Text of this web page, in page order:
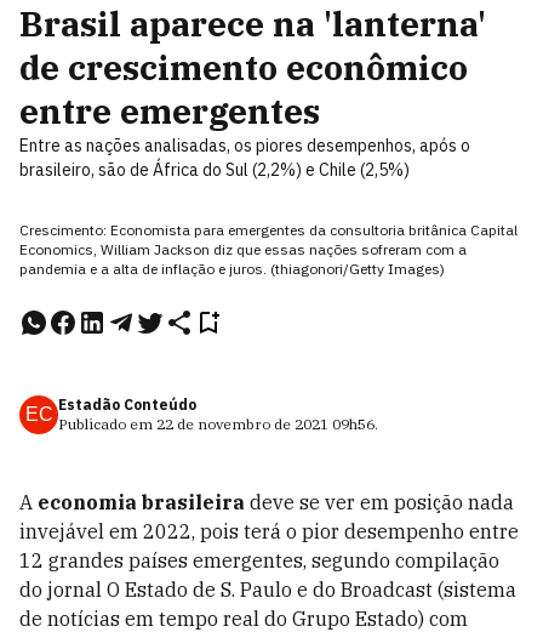
Brasil aparece na 'lanterna'
de crescimento econômico
entre emergentes
Entre as nações analisadas, os piores desempenhos, após o
brasileiro, são de África do Sul (2,2%) e Chile (2,5%)
Crescimento: Economista para emergentes da consultoria britânica Capital
Economics, William Jackson diz que essas nações sofreram com a
pandemia e a alta de inflação e juros. (thiagonori/Getty Images)
EC Estadão Conteúdo
Publicado em 22 de novembro de 2021 09h56.
A economia brasileira deve se ver em posição nada
invejável em 2022, pois terá o pior desempenho entre
12 grandes países emergentes, segundo compilação
do jornal O Estado de S. Paulo e do Broadcast (sistema
de notícias em tempo real do Grupo Estado) com